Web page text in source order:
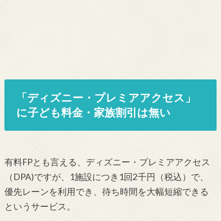
「ディズニー・プレミアアクセス」
に子ども料金・家族割引は無い
有料FPとも言える、ディズニー・プレミアアクセス
（DPA)ですが、1施設につき1回2千円（税込）で、
優先レーンを利用でき、待ち時間を大幅短縮できる
というサービス。